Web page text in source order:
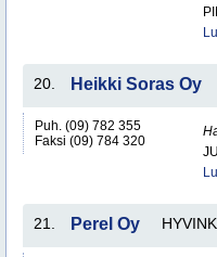
20. Heikki Soras Oy
Puh. (09) 782 355
Faksi (09) 784 320
21. Perel Oy